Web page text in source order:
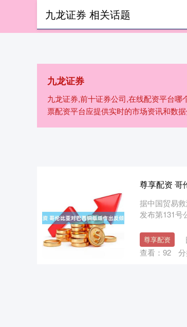
九龙证券
九龙证券,前十证券公司,在线配资平台
票配资平台应提供实时的市场资讯和数
九龙证券 相关话题
尊享配资 哥
据中国贸易
发布第131号
尊享配资
查看： 92 分